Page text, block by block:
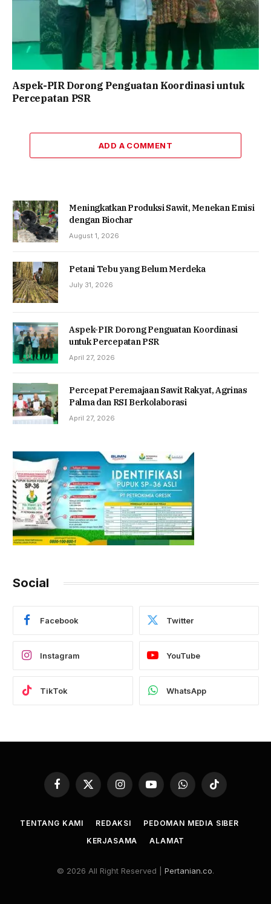
Aspek-PIR Dorong Penguatan Koordinasi untuk
Percepatan PSR
ADD A COMMENT
Meningkatkan Produksi Sawit, Menekan Emisi
dengan Biochar
August 1, 2026
Petani Tebu yang Belum Merdeka
July 31, 2026
Aspek-PIR Dorong Penguatan Koordinasi
untuk Percepatan PSR
April 27, 2026
Percepat Peremajaan Sawit Rakyat, Agrinas
Palma dan RSI Berkolaborasi
April 27, 2026
Social
Facebook Twitter
Instagram YouTube
TikTok WhatsApp
Facebook
X
(Twitter)
InstagramYouTubeWhatsAppTikTok
TENTANG KAMI REDAKSI
PEDOMAN MEDIA SIBER
KERJASAMA
ALAMAT
© 2026 All Right Reserved | Pertanian.co.